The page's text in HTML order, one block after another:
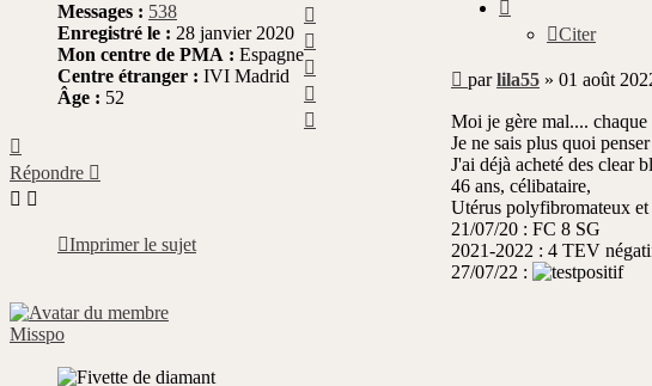
Messages : 538
Enregistré le : 28 janvier 2020
Mon centre de PMA : Espagne
Centre étranger : IVI Madrid
Âge : 52
Citer
Message
non
lu
parlila55 » 01 août
Moi je gère mal.... chaque
Je ne sais plus quoi
J'ai déjà acheté des clear
46 ans, célibataire,
Utérus polyfibromateux
21/07/20 : FC 8 SG
2021-2022 : 4 TEV
27/07/22 :
Misspo
Répondre
Imprimer le sujet